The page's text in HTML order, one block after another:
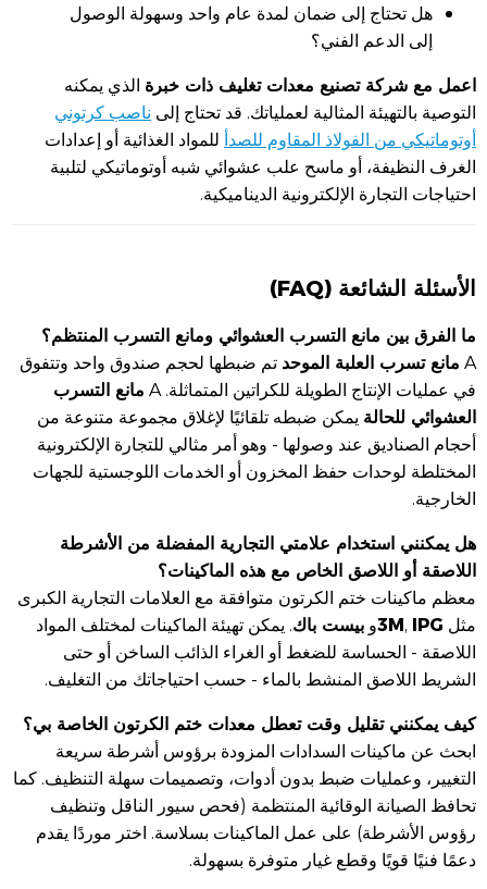
هل تحتاج إلى ضمان لمدة عام واحد وسهولة الوصول
إلى الدعم الفني؟
اعمل مع شركة تصنيع معدات تغليف ذات خبرة الذي يمكنه
التوصية بالتهيئة المثالية لعملياتك. قد تحتاج إلى ناصب كرتوني
أوتوماتيكي من الفولاذ المقاوم للصدأ للمواد الغذائية أو إعدادات
الغرف النظيفة، أو ماسح علب عشوائي شبه أوتوماتيكي لتلبية
احتياجات التجارة الإلكترونية الديناميكية.
الأسئلة الشائعة (FAQ)
ما الفرق بين مانع التسرب العشوائي ومانع التسرب المنتظم؟
A مانع تسرب العلبة الموحد تم ضبطها لحجم صندوق واحد وتتفوق
في عمليات الإنتاج الطويلة للكراتين المتماثلة. A
مانع التسرب
العشوائي للحالة يمكن ضبطه تلقائيًا لإغلاق مجموعة متنوعة من
أحجام الصناديق عند وصولها - وهو أمر مثالي للتجارة الإلكترونية
المختلطة لوحدات حفظ المخزون أو الخدمات اللوجستية للجهات
الخارجية.
هل يمكنني استخدام علامتي التجارية المفضلة من الأشرطة
اللاصقة أو اللاصق الخاص مع هذه الماكينات؟
معظم ماكينات ختم الكرتون متوافقة مع العلامات التجارية الكبرى
مثل
3M, IPG و بيست باك. يمكن تهيئة الماكينات لمختلف المواد
اللاصقة - الحساسة للضغط أو الغراء الذائب الساخن أو حتى
الشريط اللاصق المنشط بالماء - حسب احتياجاتك من التغليف.
كيف يمكنني تقليل وقت تعطل معدات ختم الكرتون الخاصة بي؟
ابحث عن ماكينات السدادات المزودة برؤوس أشرطة سريعة
التغيير، وعمليات ضبط بدون أدوات، وتصميمات سهلة التنظيف. كما
تحافظ الصيانة الوقائية المنتظمة (فحص سيور الناقل وتنظيف
رؤوس الأشرطة) على عمل الماكينات بسلاسة. اختر موردًا يقدم
دعمًا فنيًا قويًا وقطع غيار متوفرة بسهولة.